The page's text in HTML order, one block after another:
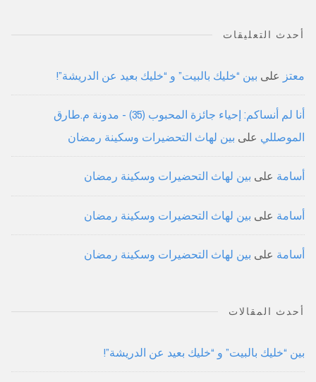
أحدث التعليقات
معتز على بين “خليك بالبيت” و “خليك بعيد عن الدريشة”!
أنا لم أنساكم: إحياء جائزة المحبوب (35) - مدونة م.طارق
الموصللي على بين لهاث التحضيرات وسكينة رمضان
أسامة على بين لهاث التحضيرات وسكينة رمضان
أسامة على بين لهاث التحضيرات وسكينة رمضان
أسامة على بين لهاث التحضيرات وسكينة رمضان
أحدث المقالات
بين “خليك بالبيت” و “خليك بعيد عن الدريشة”!